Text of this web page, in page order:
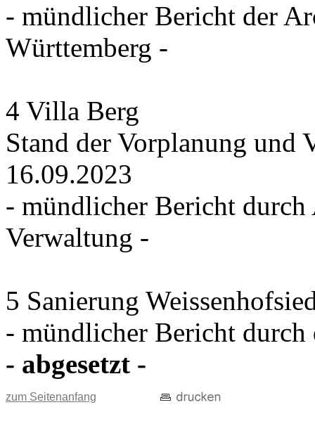
- mündlicher Bericht der
Württemberg -
4 Villa Berg
Stand der Vorplanung und
16.09.2023
- mündlicher Bericht
Verwaltung -
5 Sanierung
- mündlicher Bericht
- abgesetzt -
zum Seitenanfang